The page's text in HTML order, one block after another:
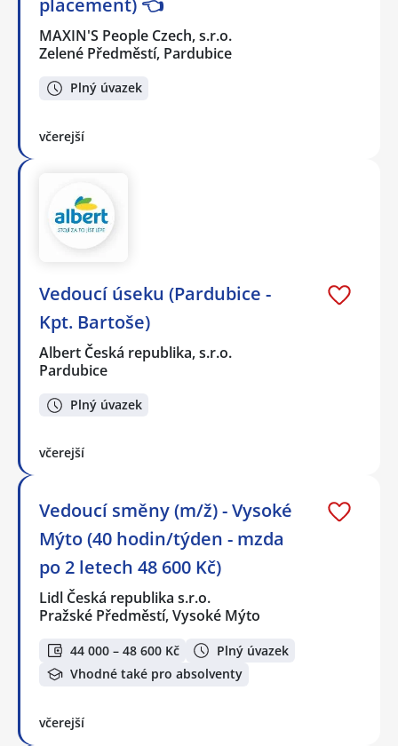
placement) 👈
MAXIN'S People Czech, s.r.o.
Zelené Předměstí, Pardubice
Plný úvazek
včerejší
Vedoucí úseku (Pardubice -
Kpt. Bartoše)
Albert Česká republika, s.r.o.
Pardubice
Plný úvazek
včerejší
Vedoucí směny (m/ž) - Vysoké
Mýto (40 hodin/týden - mzda
po 2 letech 48 600 Kč)
Lidl Česká republika s.r.o.
Pražské Předměstí, Vysoké Mýto
44 000 – 48 600 Kč
Plný úvazek
Vhodné také pro absolventy
včerejší